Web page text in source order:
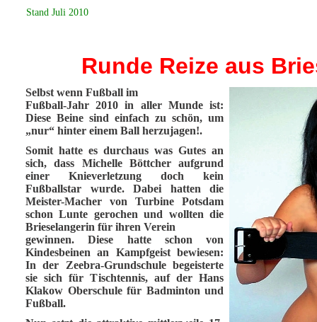
Stand Juli 2010
Runde Reize aus
Selbst wenn Fußball im
Fußball-Jahr 2010 in aller Munde ist:
Diese Beine sind einfach zu schön, um
„nur“ hinter einem Ball herzujagen!.
Somit hatte es durchaus was Gutes an
sich, dass Michelle Böttcher aufgrund
einer Knieverletzung doch kein
Fußballstar wurde. Dabei hatten die
Meister-Macher von Turbine Potsdam
schon Lunte gerochen und wollten die
Brieselangerin für ihren Verein
gewinnen. Diese hatte schon von
Kindesbeinen an Kampfgeist bewiesen:
In der Zeebra-Grundschule begeisterte
sie sich für Tischtennis, auf der Hans
Klakow Oberschule für Badminton und
Fußball.